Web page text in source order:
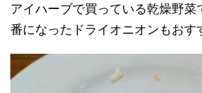
アイハーブで買っている乾燥野菜
番になったドライオニオンもおす